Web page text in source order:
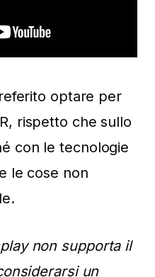
optare per
rispetto che sullo
con le tecnologie
le cose non
non supporta il
un